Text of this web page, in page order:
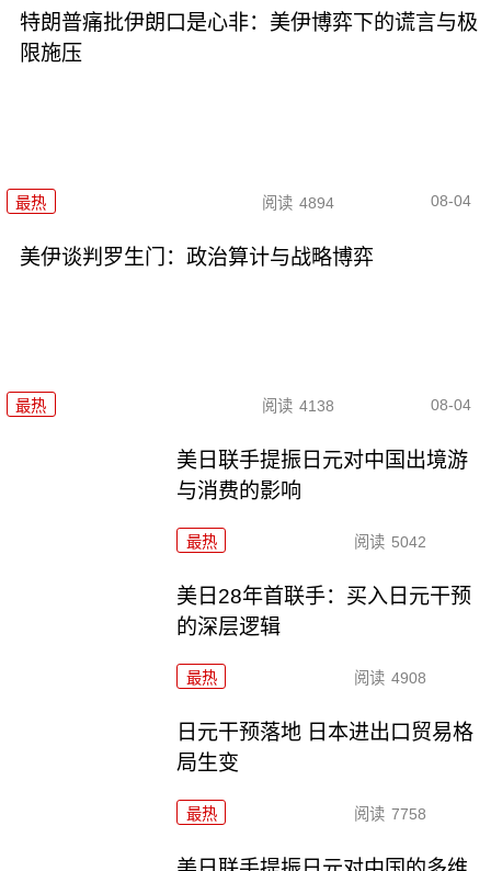
特朗普痛批伊朗口是心非：美伊博弈下的谎言与极
限施压
最热 阅读 4894 08-04
美伊谈判罗生门：政治算计与战略博弈
最热 阅读 4138 08-04
美日联手提振日元对中国出境游
与消费的影响
最热 阅读 5042
美日28年首联手：买入日元干预
的深层逻辑
最热 阅读 4908
日元干预落地 日本进出口贸易格
局生变
最热 阅读 7758